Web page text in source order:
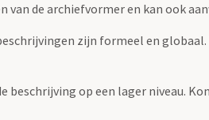
de archiefvormer en kan ook
zijn formeel en
op een lager niveau.